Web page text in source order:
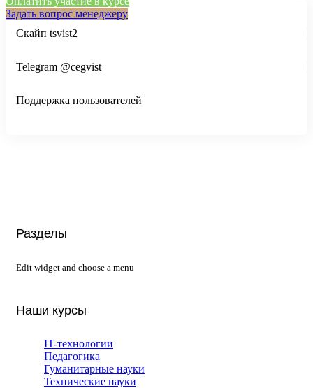
Задать вопрос менеджеру
Скайп tsvist2
Telegram @cegvist
Поддержка пользователей
Разделы
Edit widget and choose a menu
Наши курсы
IT-технологии
Педагогика
Гуманитарные науки
Технические науки